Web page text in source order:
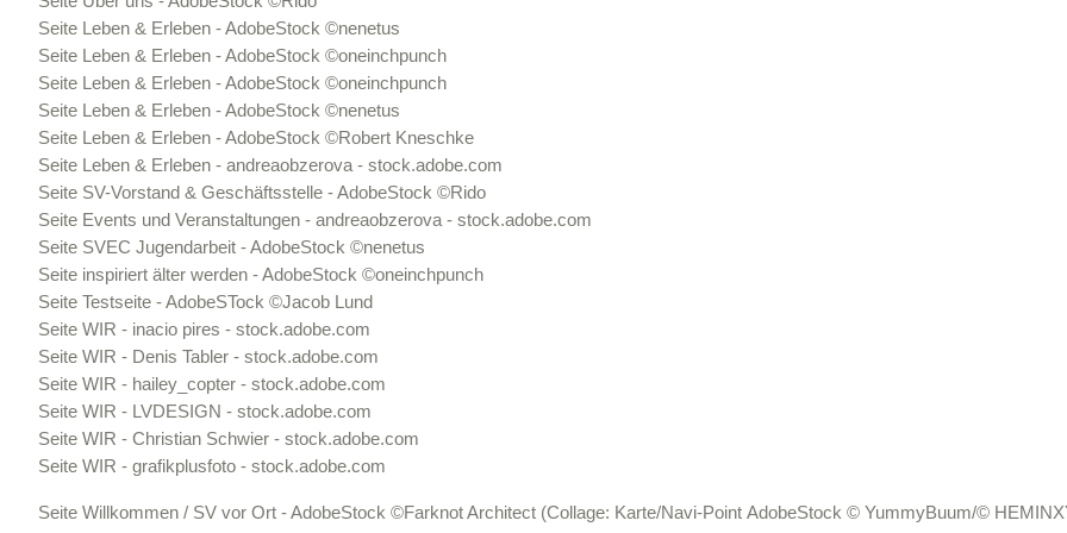
Seite Leben & Erleben - AdobeStock ©nenetus
Seite Leben & Erleben - AdobeStock ©oneinchpunch
Seite Leben & Erleben - AdobeStock ©oneinchpunch
Seite Leben & Erleben - AdobeStock ©nenetus
Seite Leben & Erleben - AdobeStock ©Robert Kneschke
Seite Leben & Erleben - andreaobzerova - stock.adobe.com
Seite SV-Vorstand & Geschäftsstelle - AdobeStock ©Rido
Seite Events und Veranstaltungen - andreaobzerova - stock.adobe.com
Seite SVEC Jugendarbeit - AdobeStock ©nenetus
Seite inspiriert älter werden - AdobeStock ©oneinchpunch
Seite Testseite - AdobeSTock ©Jacob Lund
Seite WIR - inacio pires - stock.adobe.com
Seite WIR - Denis Tabler - stock.adobe.com
Seite WIR - hailey_copter - stock.adobe.com
Seite WIR - LVDESIGN - stock.adobe.com
Seite WIR - Christian Schwier - stock.adobe.com
Seite WIR - grafikplusfoto - stock.adobe.com
Seite Willkommen / SV vor Ort - AdobeStock ©Farknot Architect (Collage: Karte/Navi-Point AdobeStock © YummyBuum/©